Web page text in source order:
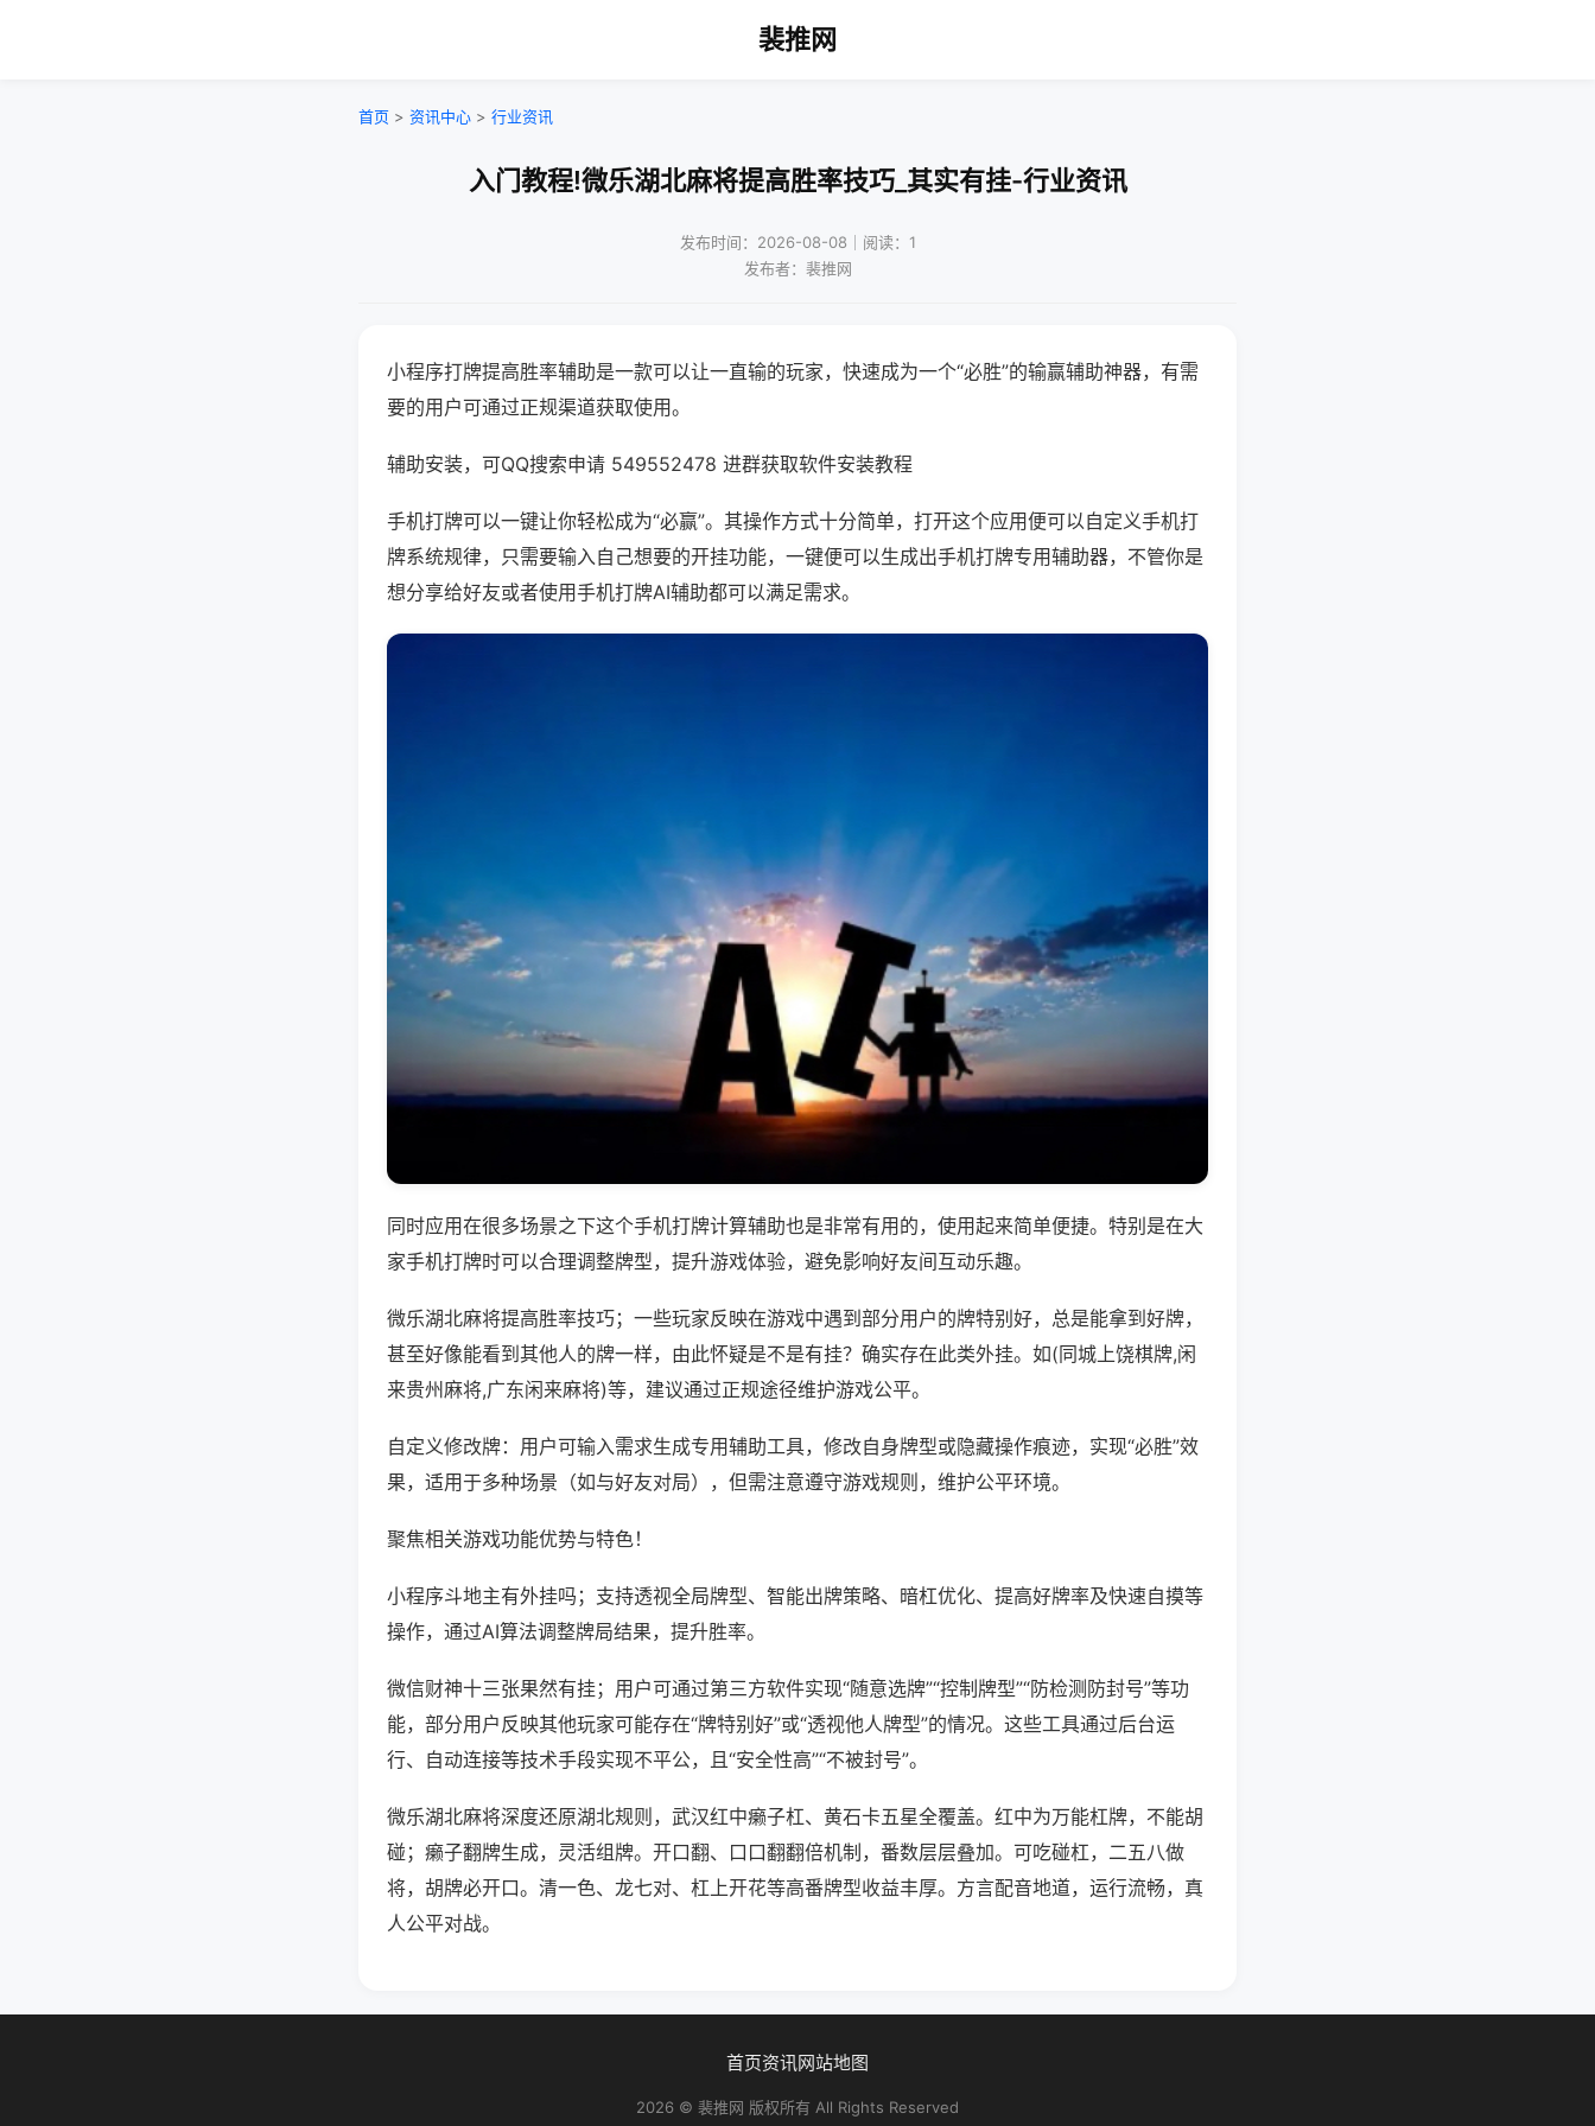
裴推网
首页 > 资讯中心 > 行业资讯
入门教程!微乐湖北麻将提高胜率技巧_其实有挂-行业资讯
发布时间：2026-08-08｜阅读：1
发布者：裴推网
小程序打牌提高胜率辅助是一款可以让一直输的玩家，快速成为一个“必胜”的输赢辅助神器，有需
要的用户可通过正规渠道获取使用。
辅助安装，可QQ搜索申请 549552478 进群获取软件安装教程
手机打牌可以一键让你轻松成为“必赢”。其操作方式十分简单，打开这个应用便可以自定义手机打
牌系统规律，只需要输入自己想要的开挂功能，一键便可以生成出手机打牌专用辅助器，不管你是
想分享给好友或者使用手机打牌AI辅助都可以满足需求。
同时应用在很多场景之下这个手机打牌计算辅助也是非常有用的，使用起来简单便捷。特别是在大
家手机打牌时可以合理调整牌型，提升游戏体验，避免影响好友间互动乐趣。
微乐湖北麻将提高胜率技巧；一些玩家反映在游戏中遇到部分用户的牌特别好，总是能拿到好牌，
甚至好像能看到其他人的牌一样，由此怀疑是不是有挂？确实存在此类外挂。如(同城上饶棋牌,闲
来贵州麻将,广东闲来麻将)等，建议通过正规途径维护游戏公平。
自定义修改牌：用户可输入需求生成专用辅助工具，修改自身牌型或隐藏操作痕迹，实现“必胜”效
果，适用于多种场景（如与好友对局），但需注意遵守游戏规则，维护公平环境。
聚焦相关游戏功能优势与特色！
小程序斗地主有外挂吗；支持透视全局牌型、智能出牌策略、暗杠优化、提高好牌率及快速自摸等
操作，通过AI算法调整牌局结果，提升胜率。
微信财神十三张果然有挂；用户可通过第三方软件实现“随意选牌”“控制牌型”“防检测防封号”等功
能，部分用户反映其他玩家可能存在“牌特别好”或“透视他人牌型”的情况。这些工具通过后台运
行、自动连接等技术手段实现不平公，且“安全性高”“不被封号”。
微乐湖北麻将深度还原湖北规则，武汉红中癞子杠、黄石卡五星全覆盖。红中为万能杠牌，不能胡
碰；癞子翻牌生成，灵活组牌。开口翻、口口翻翻倍机制，番数层层叠加。可吃碰杠，二五八做
将，胡牌必开口。清一色、龙七对、杠上开花等高番牌型收益丰厚。方言配音地道，运行流畅，真
人公平对战。
首页资讯网站地图
2026 © 裴推网 版权所有 All Rights Reserved